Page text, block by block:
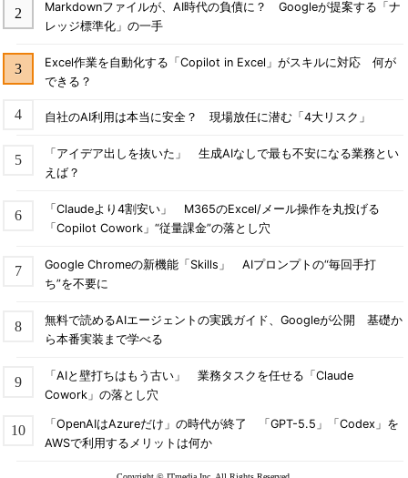
Markdownファイルが、AI時代の負債に？ Googleが提案する「ナ
レッジ標準化」の一手
Excel作業を自動化する「Copilot in Excel」がスキルに対応 何が
できる？
自社のAI利用は本当に安全？ 現場放任に潜む「4大リスク」
「アイデア出しを抜いた」 生成AIなしで最も不安になる業務とい
えば？
「Claudeより4割安い」 M365のExcel/メール操作を丸投げる
「Copilot Cowork」“従量課金”の落とし穴
Google Chromeの新機能「Skills」 AIプロンプトの“毎回手打
ち”を不要に
無料で読めるAIエージェントの実践ガイド、Googleが公開 基礎か
ら本番実装まで学べる
「AIと壁打ちはもう古い」 業務タスクを任せる「Claude
Cowork」の落とし穴
「OpenAIはAzureだけ」の時代が終了 「GPT-5.5」「Codex」を
AWSで利用するメリットは何か